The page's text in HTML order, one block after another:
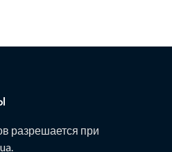
разрешается при